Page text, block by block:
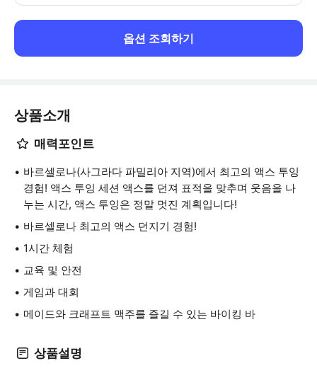
옵션 조회하기
상품소개
매력포인트
바르셀로나(사그라다 파밀리아 지역)에서 최고의 액스 투잉
경험! 액스 투잉 세션 액스를 던져 표적을 맞추며 웃음을 나
누는 시간, 액스 투잉은 정말 멋진 계획입니다!
바르셀로나 최고의 액스 던지기 경험!
1시간 체험
교육 및 안전
게임과 대회
메이드와 크래프트 맥주를 즐길 수 있는 바이킹 바
상품설명